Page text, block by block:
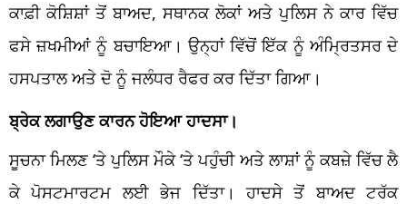
ਕਾਫ਼ੀ ਕੋਸ਼ਿਸ਼ਾਂ ਤੋਂ ਬਾਅਦ, ਸਥਾਨਕ ਲੋਕਾਂ ਅਤੇ ਪੁਲਿਸ ਨੇ ਕਾਰ ਵਿੱਚ
ਫਸੇ ਜ਼ਖਮੀਆਂ ਨੂੰ ਬਚਾਇਆ। ਉਨ੍ਹਾਂ ਵਿੱਚੋਂ ਇੱਕ ਨੂੰ ਅੰਮ੍ਰਿਤਸਰ ਦੇ
ਹਸਪਤਾਲ ਅਤੇ ਦੋ ਨੂੰ ਜਲੰਧਰ ਰੈਫਰ ਕਰ ਦਿੱਤਾ ਗਿਆ।
ਬ੍ਰੇਕ ਲਗਾਉਣ ਕਾਰਨ ਹੋਇਆ ਹਾਦਸਾ।
ਸੂਚਨਾ ਮਿਲਣ ‘ਤੇ ਪੁਲਿਸ ਮੌਕੇ ‘ਤੇ ਪਹੁੰਚੀ ਅਤੇ ਲਾਸ਼ਾਂ ਨੂੰ ਕਬਜ਼ੇ ਵਿੱਚ ਲੈ
ਕੇ ਪੋਸਟਮਾਰਟਮ ਲਈ ਭੇਜ ਦਿੱਤਾ। ਹਾਦਸੇ ਤੋਂ ਬਾਅਦ ਟਰੱਕ